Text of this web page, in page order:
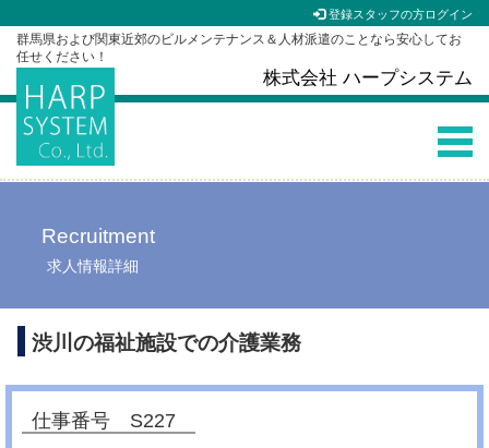
登録スタッフの方ログイン
群馬県および関東近郊のビルメンテナンス＆人材派遣のことなら安心してお
任せください！
株式会社 ハープシステム
Recruitment
求人情報詳細
渋川の福祉施設での介護業務
仕事番号 S227